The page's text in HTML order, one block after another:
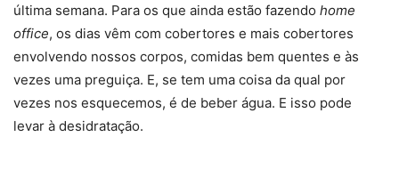
última semana. Para os que ainda estão fazendo home
office, os dias vêm com cobertores e mais cobertores
envolvendo nossos corpos, comidas bem quentes e às
vezes uma preguiça. E, se tem uma coisa da qual por
vezes nos esquecemos, é de beber água. E isso pode
levar à desidratação.